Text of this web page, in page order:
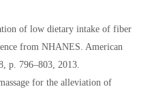
of low dietary intake of fiber
from NHANES. American
p. 796–803, 2013.
for the alleviation of